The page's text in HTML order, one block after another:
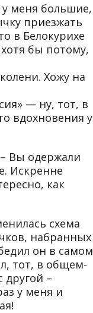
у меня большие,
приезжать
в Белокурихе
бы потому,
Хожу на
— ну, тот, в
вдохновения у
Вы одержали
Искренне
как
схема
набранных
он в самом
тот, в общем-
другой –
у меня и